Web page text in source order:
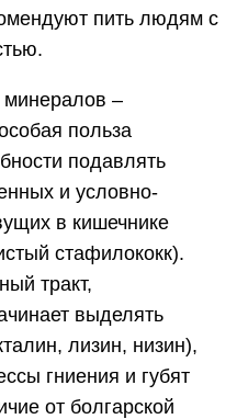
пить людям с
–
польза
подавлять
и условно-
в кишечнике
стафилококк).
тракт,
выделять
лизин, низин),
гниения и губят
от болгарской